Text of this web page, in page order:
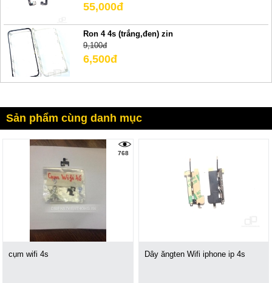
55,000đ
Ron 4 4s (trắng,đen) zin
9,100đ
6,500đ
Sản phẩm cùng danh mục
768
cụm wifi 4s Dây ăngten Wifi iphone ip 4s